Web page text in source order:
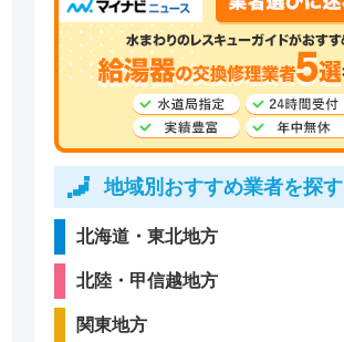
地域別おすすめ業者を探す
北海道・東北地方
北陸・甲信越地方
関東地方